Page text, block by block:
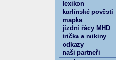
lexikon
karlínské pověsti
mapka
jízdní řády MHD
trička a mikiny
odkazy
naši partneři